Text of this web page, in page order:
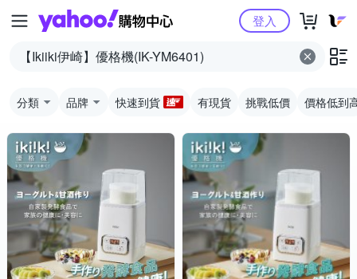
Yahoo購物中心登入
分類 品牌 快速到貨 有現貨 挑戰低價 價格低到